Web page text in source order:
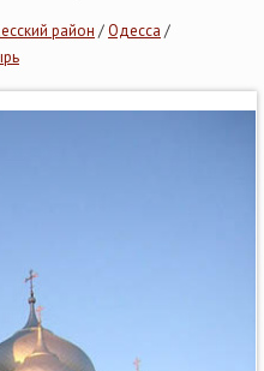
район /Одесса /